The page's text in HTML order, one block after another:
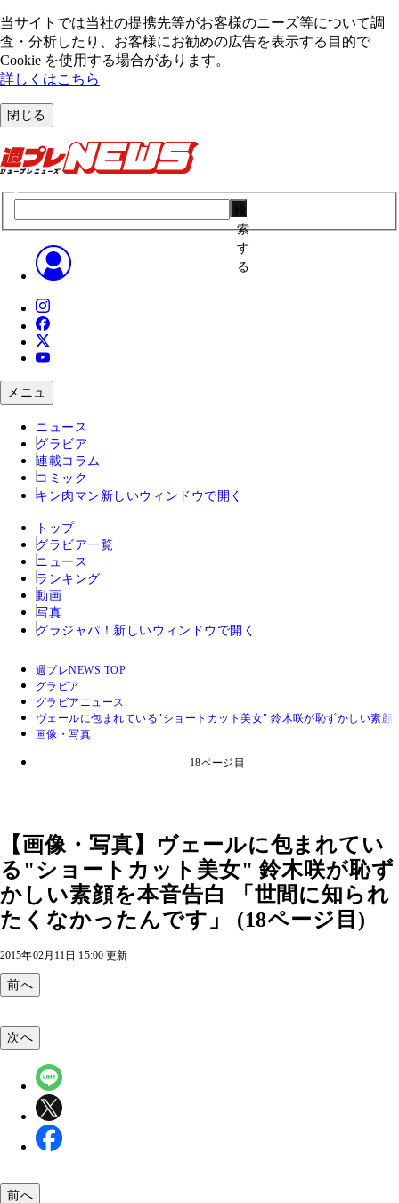
当サイトでは当社の提携先等がお客様のニーズ等について調
査・分析したり、お客様にお勧めの広告を表⽰する⽬的で
Cookie を使⽤する場合があります。
詳しくはこちら
閉じる
索
す
る
メニュ
ニュース
グラビア
連載コラム
コミック
キン肉マン 新しいウィンドウで開く
トップ
グラビア一覧
ニュース
ランキング
動画
写真
グラジャパ！ 新しいウィンドウで開く
週プレNEWS TOP
グラビア
グラビアニュース
ヴェールに包まれている"ショートカット美女" 鈴木咲が恥ずかしい素
画像・写真
18ページ目
【画像・写真】ヴェールに包まれてい
る"ショートカット美女" 鈴木咲が恥ず
かしい素顔を本音告白 「世間に知られ
たくなかったんです」 (18ページ目)
2015年02月11日 15:00 更新
前へ
次へ
前へ